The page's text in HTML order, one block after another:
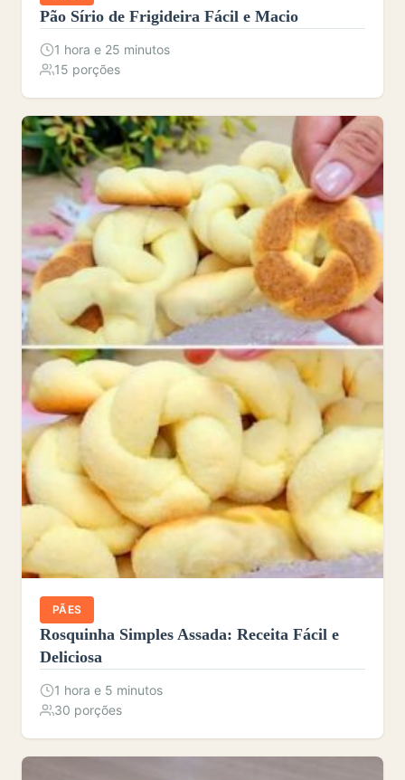
Pão Sírio de Frigideira Fácil e Macio
1 hora e 25 minutos
15 porções
PÃES
Rosquinha Simples Assada: Receita Fácil e
Deliciosa
1 hora e 5 minutos
30 porções